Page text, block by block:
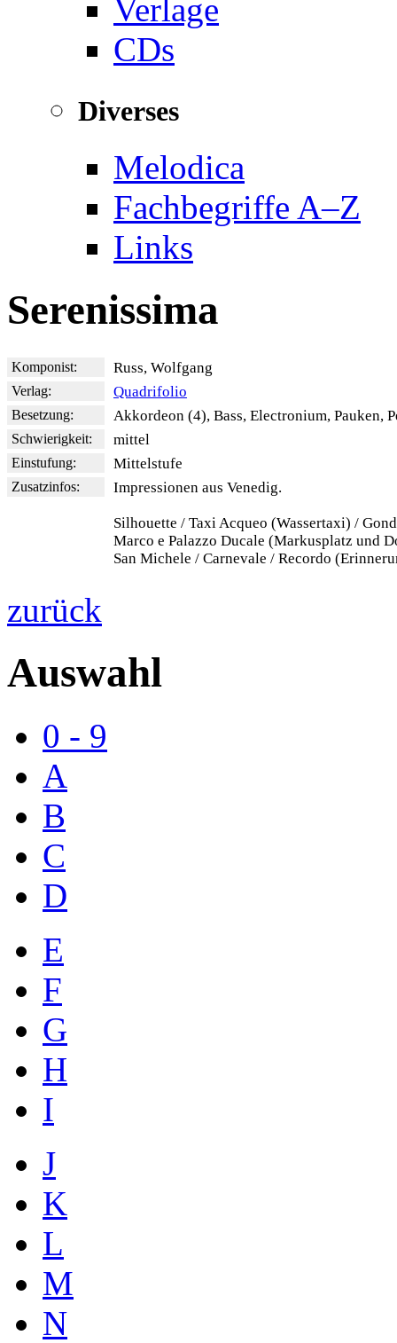
Verlage
CDs
Diverses
Melodica
Fachbegriffe A–Z
Links
Serenissima
Komponist: Russ, Wolfgang
Verlag: Quadrifolio
Besetzung: Akkordeon (4), Bass, Electronium, Pauken,
Schwierigkeit: mittel
Einstufung: Mittelstufe
Zusatzinfos: Impressionen aus Venedig.
Silhouette / Taxi Acqueo (Wassertaxi) /
Marco e Palazzo Ducale (Markusplatz und
San Michele / Carnevale / Recordo
zurück
Auswahl
0 - 9
A
B
C
D
E
F
G
H
I
J
K
L
M
N